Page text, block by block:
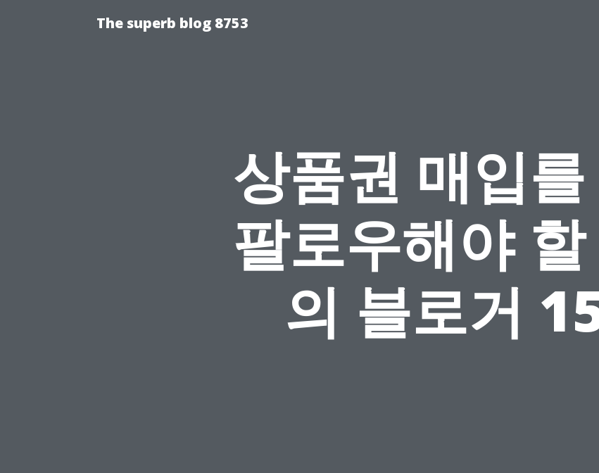
The superb blog 8753
상품권 매입
팔로우해야
의 블로거